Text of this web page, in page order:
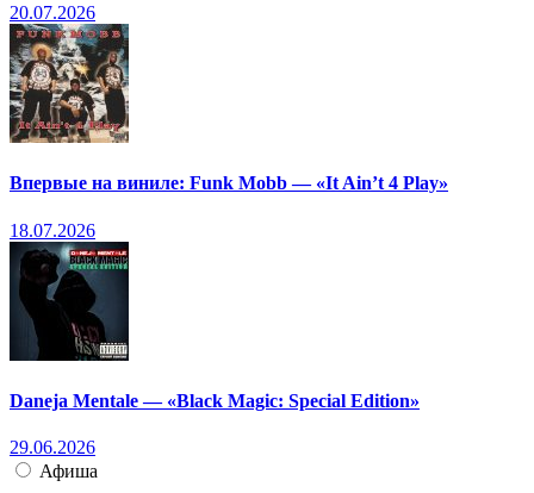
20.07.2026
Впервые на виниле: Funk Mobb — «It Ain’t 4 Play»
18.07.2026
Daneja Mentale — «Black Magic: Special Edition»
29.06.2026
Афиша